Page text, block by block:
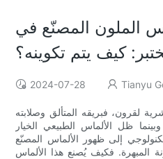
الملون المصنّع في
كيف يتم تكوينه؟
2024-07-28 Tianyu
لقرون، فبريقه المتألق وصلابته
وبينما ظل الألماس الطبيعي الخيار
إلى ظهور الألماس المصنّع
المبهرة. فكيف يُصنع هذا الألماس